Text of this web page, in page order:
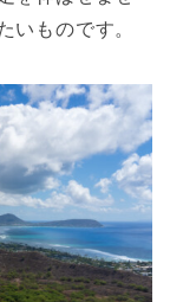
いものです。